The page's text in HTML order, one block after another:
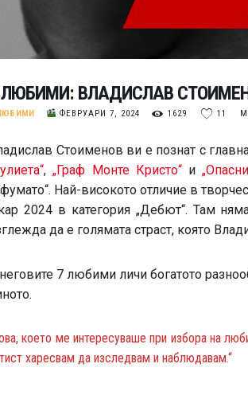
ЛЮБИМИ: ВЛАДИСЛАВ
ФЕВРУАРИ 7, 2024 1629 11
Стоименов ви е познат с
,„Граф Монте Кристо“и
Най-високото отличие в
2024 в категория „Дебют“. Там
да е голямата страст, която
7 любими личи богатото
което ме интересуваше при избора на
харесвам да изследвам и наблюдавам.“